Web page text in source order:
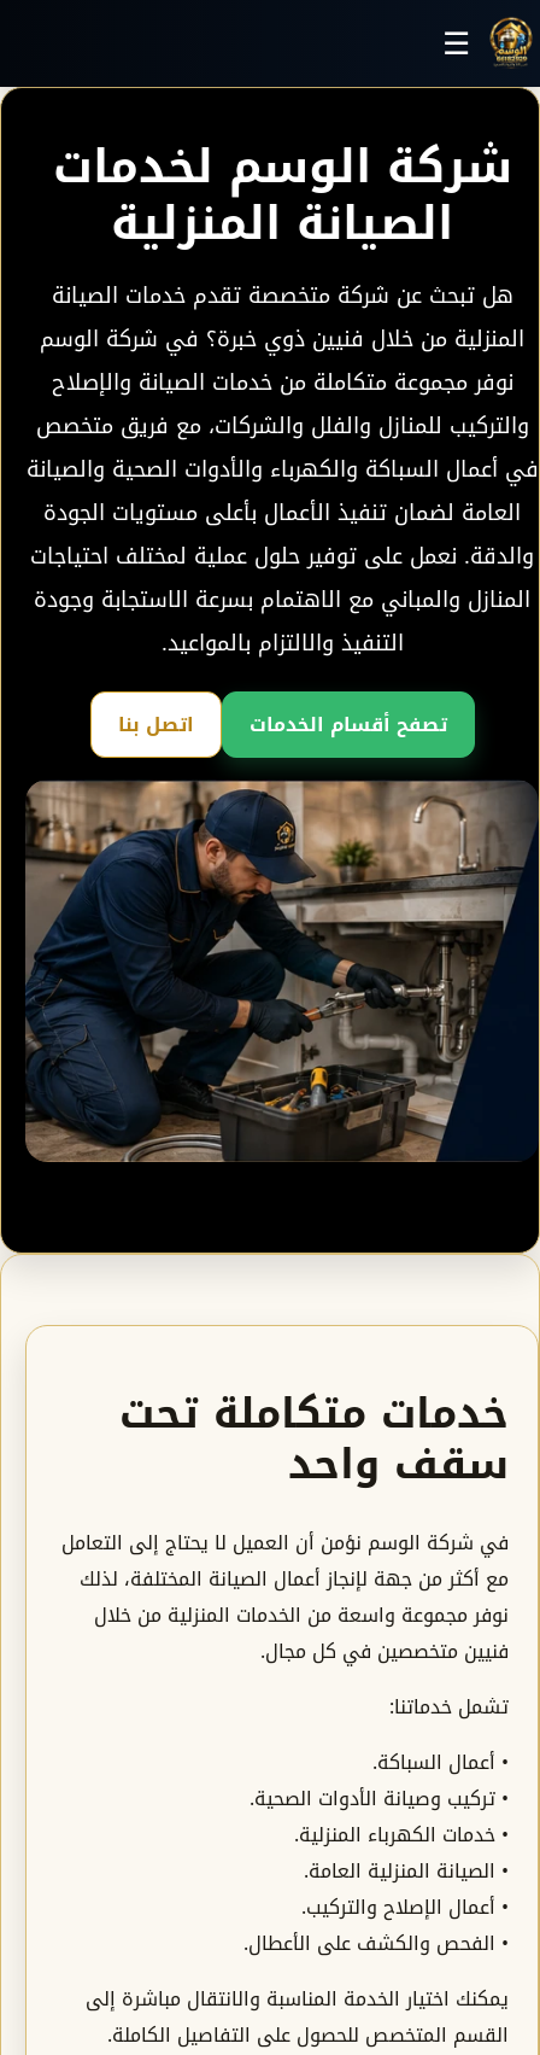
تخطي إلى المحتوى الرئيسي
☰
شركة الوسم لخدمات
الصيانة المنزلية
هل تبحث عن شركة متخصصة تقدم خدمات الصيانة
المنزلية من خلال فنيين ذوي خبرة؟ في شركة الوسم
نوفر مجموعة متكاملة من خدمات الصيانة والإصلاح
والتركيب للمنازل والفلل والشركات، مع فريق متخصص
في أعمال السباكة والكهرباء والأدوات الصحية والصيانة
العامة لضمان تنفيذ الأعمال بأعلى مستويات الجودة
والدقة. نعمل على توفير حلول عملية لمختلف احتياجات
المنازل والمباني مع الاهتمام بسرعة الاستجابة وجودة
التنفيذ والالتزام بالمواعيد.
تصفح أقسام الخدمات اتصل بنا
خدمات متكاملة تحت
سقف واحد
في شركة الوسم نؤمن أن العميل لا يحتاج إلى التعامل
مع أكثر من جهة لإنجاز أعمال الصيانة المختلفة، لذلك
نوفر مجموعة واسعة من الخدمات المنزلية من خلال
فنيين متخصصين في كل مجال.
تشمل خدماتنا:
• أعمال السباكة.
• تركيب وصيانة الأدوات الصحية.
• خدمات الكهرباء المنزلية.
• الصيانة المنزلية العامة.
• أعمال الإصلاح والتركيب.
• الفحص والكشف على الأعطال.
يمكنك اختيار الخدمة المناسبة والانتقال مباشرة إلى
القسم المتخصص للحصول على التفاصيل الكاملة.